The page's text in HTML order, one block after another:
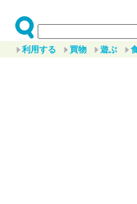
利用する 買物 遊ぶ